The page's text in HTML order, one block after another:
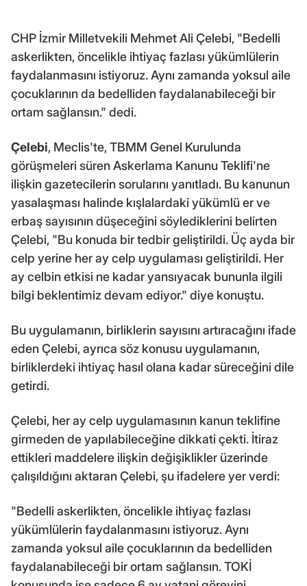
CHP İzmir Milletvekili Mehmet Ali Çelebi, "Bedelli
askerlikten, öncelikle ihtiyaç fazlası yükümlülerin
faydalanmasını istiyoruz. Aynı zamanda yoksul aile
çocuklarının da bedelliden faydalanabileceği bir
ortam sağlansın." dedi.
Çelebi, Meclis'te, TBMM Genel Kurulunda
görüşmeleri süren Askerlama Kanunu Teklifi'ne
ilişkin gazetecilerin sorularını yanıtladı. Bu kanunun
yasalaşması halinde kışlalardaki yükümlü er ve
erbaş sayısının düşeceğini söylediklerini belirten
Çelebi, "Bu konuda bir tedbir geliştirildi. Üç ayda bir
celp yerine her ay celp uygulaması geliştirildi. Her
ay celbin etkisi ne kadar yansıyacak bununla ilgili
bilgi beklentimiz devam ediyor." diye konuştu.
Bu uygulamanın, birliklerin sayısını artıracağını ifade
eden Çelebi, ayrıca söz konusu uygulamanın,
birliklerdeki ihtiyaç hasıl olana kadar süreceğini dile
getirdi.
Çelebi, her ay celp uygulamasının kanun teklifine
girmeden de yapılabileceğine dikkati çekti. İtiraz
ettikleri maddelere ilişkin değişiklikler üzerinde
çalışıldığını aktaran Çelebi, şu ifadelere yer verdi:
"Bedelli askerlikten, öncelikle ihtiyaç fazlası
yükümlülerin faydalanmasını istiyoruz. Aynı
zamanda yoksul aile çocuklarının da bedelliden
faydalanabileceği bir ortam sağlansın. TOKİ